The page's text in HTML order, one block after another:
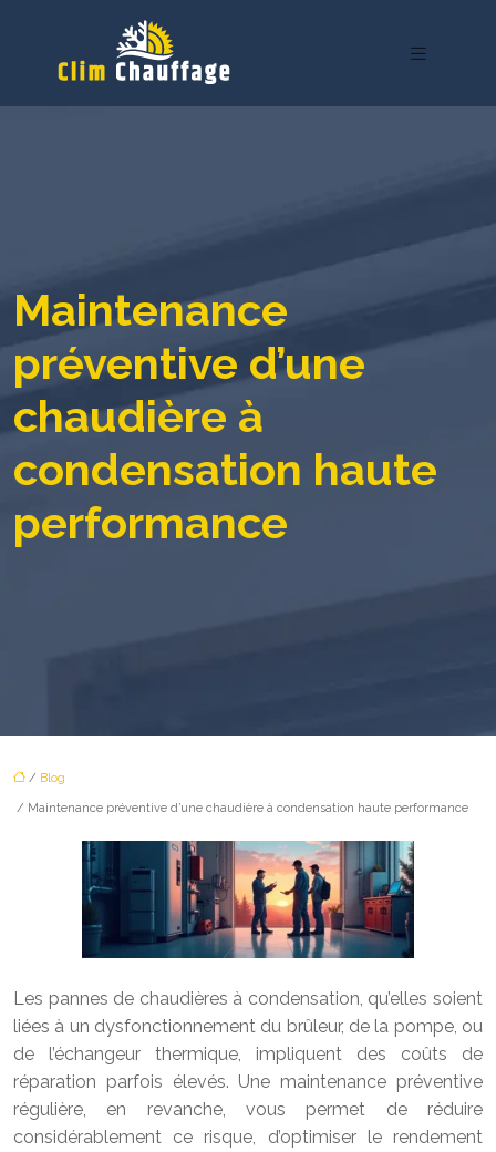
Maintenance
préventive d’une
chaudière à
condensation haute
performance
/ Blog
/ Maintenance préventive d’une chaudière à condensation haute performance
Les pannes de chaudières à condensation, qu’elles soient
liées à un dysfonctionnement du brûleur, de la pompe, ou
de l’échangeur thermique, impliquent des coûts de
réparation parfois élevés. Une maintenance préventive
régulière, en revanche, vous permet de réduire
considérablement ce risque, d’optimiser le rendement